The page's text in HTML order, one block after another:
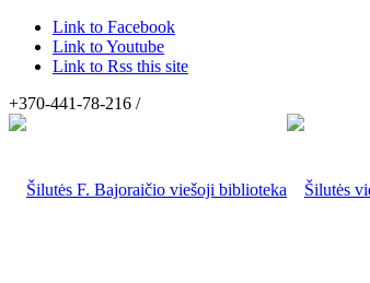
Link to Facebook
Link to Youtube
Link to Rss this site
+370-441-78-216 /